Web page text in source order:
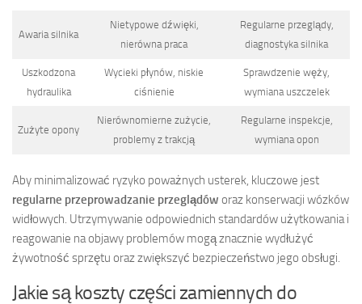
Awaria silnika
Nietypowe dźwięki,
nierówna praca
Regularne przeglądy,
diagnostyka silnika
Uszkodzona
hydraulika
Wycieki płynów, niskie
ciśnienie
Sprawdzenie węży,
wymiana uszczelek
Zużyte opony
Nierównomierne zużycie,
problemy z trakcją
Regularne inspekcje,
wymiana opon
Aby minimalizować ryzyko poważnych usterek, kluczowe jest
regularne przeprowadzanie przeglądów oraz konserwacji wózków
widłowych. Utrzymywanie odpowiednich standardów użytkowania i
reagowanie na objawy problemów mogą znacznie wydłużyć
żywotność sprzętu oraz zwiększyć bezpieczeństwo jego obsługi.
Jakie są koszty części zamiennych do